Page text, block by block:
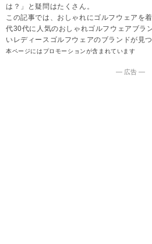
は？」と疑問はたくさん。
この記事では、おしゃれにゴルフウェアを
代30代に人気のおしゃれゴルフウェアブラ
いレディースゴルフウェアのブランドが見
本ページにはプロモーションが含まれています
― 広告 ―